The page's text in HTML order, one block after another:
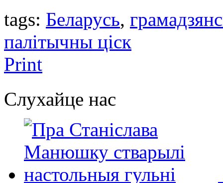
tags: Беларусь,
палітычны ціск
Print
Слухайце нас